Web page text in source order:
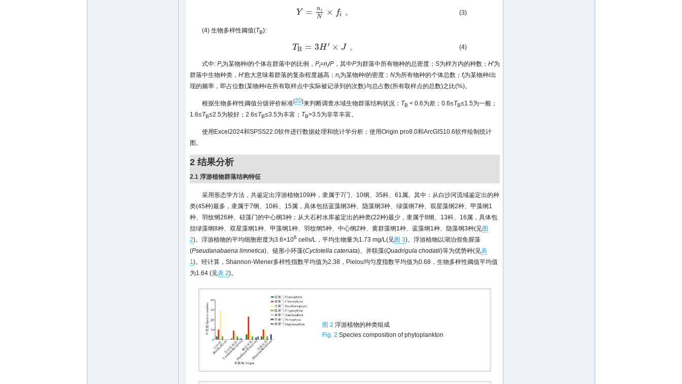
Y = ni
N × fi 。
Y= niN ×fi 。 (3)
(4) 生物多样性阈值(TB):
TB = 3H ′ × J 。
TB= 3H ′×J。 (4)
式中: Pi为某物种i的个体在群落中的比例， Pi=ni/P ，其中P为群落中所有物种的总密度； S为样方内的种数； H′为
群落中生物种类， H′愈大意味着群落的复杂程度越高； ni为某物种i的密度； N为所有物种的个体总数； fi为某物种i出
现的频率，即占位数(某物种i在所有取样点中实际被记录到的次数)与总占数(所有取样点的总数)之比(%)。
根据生物多样性阈值分级评价标准[20]来判断调查水域生物群落结构状况： TB < 0.6为差；0.6≤TB≤1.5为一般；
1.6≤TB≤2.5为较好；2.6≤TB≤3.5为丰富； TB>3.5为非常丰富。
使用Excel2024和SPSS22.0软件进行数据处理和统计学分析；使用Origin pro8.0和ArcGIS10.6软件绘制统计
图。
2 结果分析
2.1 浮游植物群落结构特征
采用形态学方法，共鉴定出浮游植物109种，隶属于7门、10纲、35科、61属。其中：从白沙河流域鉴定出的种
类(45种)最多，隶属于7纲、10科、15属，具体包括蓝藻纲3种、隐藻纲3种、绿藻纲7种、双星藻纲2种、甲藻纲1
种、羽纹纲26种、硅藻门的中心纲3种；从大石村水库鉴定出的种类(22种)最少，隶属于8纲、13科、16属，具体包
括绿藻纲8种、双星藻纲1种、甲藻纲1种、羽纹纲5种、中心纲2种、黄群藻纲1种、蓝藻纲1种、隐藻纲3种(见图
2)。浮游植物的平均细胞密度为3.6×106 cells/L，平均生物量为1.73 mg/L(见图 3)。浮游植物以湖泊假鱼腥藻
(Pseudanabaena limnetica)、链形小环藻(Cyclotella catenata)、并联藻(Quadrigula chodatii)等为优势种(见表
1)。经计算，Shannon-Wiener多样性指数平均值为2.38，Pielou均匀度指数平均值为0.68，生物多样性阈值平均值
为1.64 (见表 2)。
图 2 浮游植物的种类组成
Fig. 2 Species composition of phytoplankton